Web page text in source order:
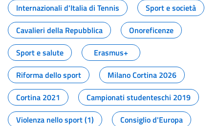
Internazionali d'Italia di Tennis
Sport e società
Cavalieri della Repubblica
Onoreficenze
Sport e salute
Erasmus+
Riforma dello sport
Milano Cortina 2026
Cortina 2021
Campionati studenteschi 2019
Violenza nello sport (1)
Consiglio d'Europa